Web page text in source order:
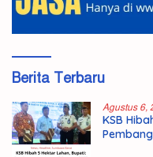
Berita Terbaru
Agustus 6,
KSB